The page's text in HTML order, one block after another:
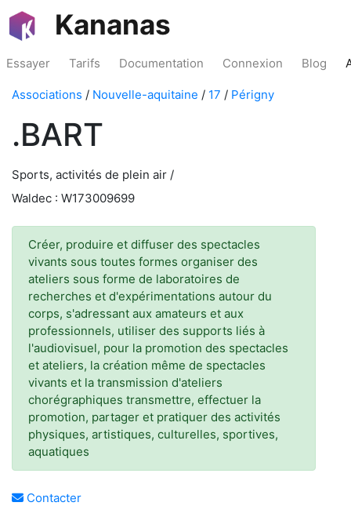
Kananas
Essayer Tarifs Documentation Connexion Blog
Associations / Nouvelle-aquitaine / 17 / Périgny
.BART
Sports, activités de plein air /
Waldec : W173009699
Créer, produire et diffuser des spectacles
vivants sous toutes formes organiser des
ateliers sous forme de laboratoires de
recherches et d'expérimentations autour du
corps, s'adressant aux amateurs et aux
professionnels, utiliser des supports liés à
l'audiovisuel, pour la promotion des spectacles
et ateliers, la création même de spectacles
vivants et la transmission d'ateliers
chorégraphiques transmettre, effectuer la
promotion, partager et pratiquer des activités
physiques, artistiques, culturelles, sportives,
aquatiques
Contacter